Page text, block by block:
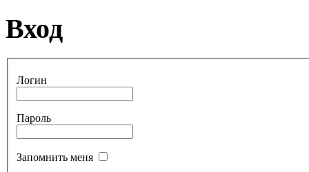
€530.00
Tunable Tonbak with
pyrography art
€880.00
Вход
Логин
Пароль
Запомнить меня